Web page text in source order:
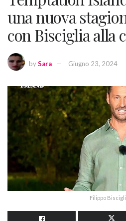
una nuova
con Bisciglia alla
bySara Giugno 23, 2024
Filippo